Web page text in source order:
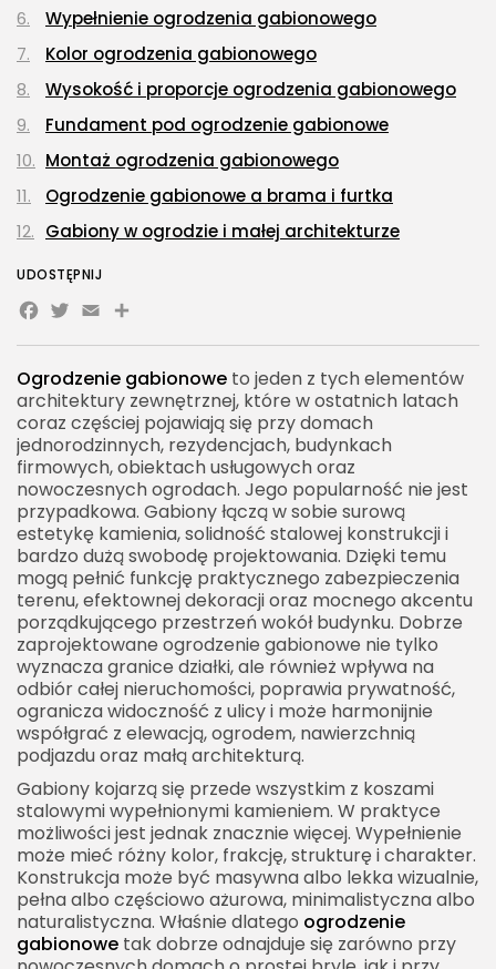
Ogrodzenie gabionowe to jeden z tych elementów
architektury zewnętrznej, które w ostatnich latach
coraz częściej pojawiają się przy domach
jednorodzinnych, rezydencjach, budynkach
firmowych, obiektach usługowych oraz
nowoczesnych ogrodach. Jego popularność nie jest
przypadkowa. Gabiony łączą w sobie surową
estetykę kamienia, solidność stalowej konstrukcji i
bardzo dużą swobodę projektowania. Dzięki temu
mogą pełnić funkcję praktycznego zabezpieczenia
terenu, efektownej dekoracji oraz mocnego akcentu
porządkującego przestrzeń wokół budynku. Dobrze
zaprojektowane ogrodzenie gabionowe nie tylko
wyznacza granice działki, ale również wpływa na
odbiór całej nieruchomości, poprawia prywatność,
ogranicza widoczność z ulicy i może harmonijnie
współgrać z elewacją, ogrodem, nawierzchnią
podjazdu oraz małą architekturą.
Gabiony kojarzą się przede wszystkim z koszami
stalowymi wypełnionymi kamieniem. W praktyce
możliwości jest jednak znacznie więcej. Wypełnienie
może mieć różny kolor, frakcję, strukturę i charakter.
Konstrukcja może być masywna albo lekka wizualnie,
pełna albo częściowo ażurowa, minimalistyczna albo
naturalistyczna. Właśnie dlatego ogrodzenie
gabionowe tak dobrze odnajduje się zarówno przy
Wypełnienie ogrodzenia gabionowego
Kolor ogrodzenia gabionowego
Wysokość i proporcje ogrodzenia gabionowego
Fundament pod ogrodzenie gabionowe
Montaż ogrodzenia gabionowego
Ogrodzenie gabionowe a brama i furtka
Gabiony w ogrodzie i małej architekturze
Ogrodzenie gabionowe a prywatność
Ogrodzenie gabionowe jako bariera akustyczna
Konserwacja ogrodzenia gabionowego
Wady ogrodzenia gabionowego
Ogrodzenie gabionowe a koszt inwestycji
Ogrodzenie gabionowe z kamienia naturalnego
Gabiony połączone z drewnem
Gabiony połączone z metalem
Ogrodzenie gabionowe przy nowoczesnym domu
Ogrodzenie gabionowe przy domu tradycyjnym
Ogrodzenie gabionowe i roślinność
Oświetlenie ogrodzenia gabionowego
Ogrodzenie gabionowe a bezpieczeństwo
Błędy przy projektowaniu ogrodzenia
gabionowego
Jak dopasować ogrodzenie gabionowe do
elewacji?
Ogrodzenie gabionowe przy wąskiej działce
Ogrodzenie gabionowe na dużej posesji
Ogrodzenie gabionowe a przepisy i granice działki
UDOSTĘPNIJ
Facebook
Twitter
EmailShare